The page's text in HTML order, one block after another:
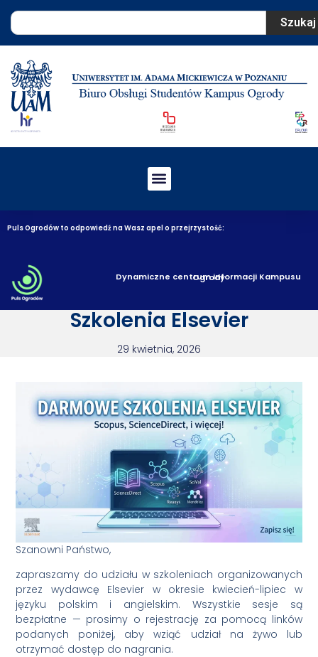
Szukaj
Puls Ogrodów to odpowiedź na Wasz apel o przejrzystość:
Dynamiczne centrum informacji Kampusu Ogrody
Szkolenia Elsevier
29 kwietnia, 2026
Szanowni Państwo,
zapraszamy do udziału w szkoleniach organizowanych
przez wydawcę Elsevier w okresie kwiecień-lipiec w
języku polskim i angielskim. Wszystkie sesje są
bezpłatne — prosimy o rejestrację za pomocą linków
podanych poniżej, aby wziąć udział na żywo lub
otrzymać dostęp do nagrania.